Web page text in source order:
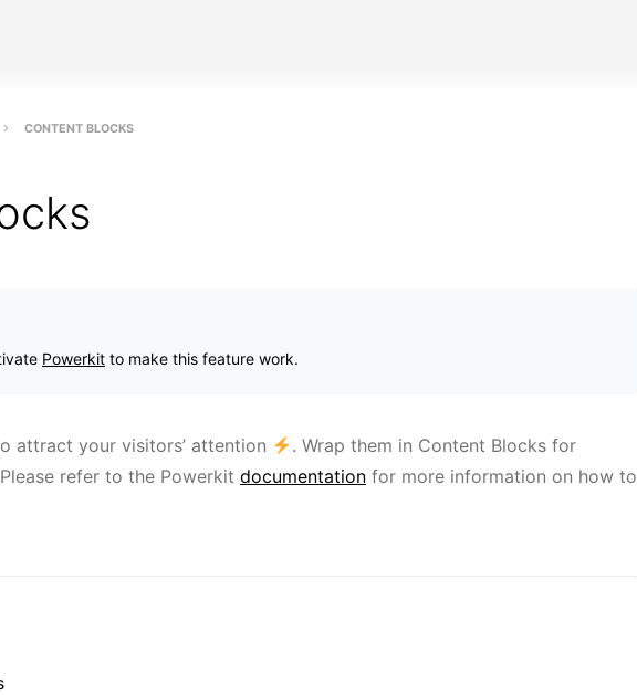
CONTENT BLOCKS
Powerkit to make this feature work.
attract your visitors’ attention
. Wrap them in Content Blocks for
refer to the Powerkit documentation for more information on how to